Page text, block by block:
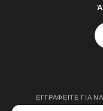
ΕΓΓΡΑΦΕΊΤΕ ΓΙΑ